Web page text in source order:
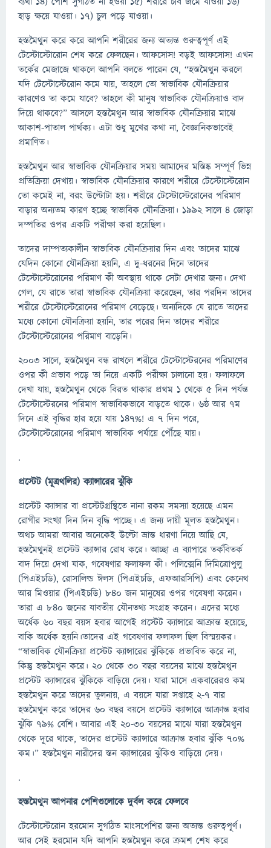
হাড় ক্ষয়ে যাওয়া। ১৭) চুল পড়ে যাওয়া।
হস্তমৈথুন করে করে আপনি শরীরের জন্য অত্যন্ত গুরুত্বপূর্ণ এই
টেস্টোস্টোরোন শেষ করে ফেলছেন। আফসোস! বড়ই আফসোস! এখন
তর্কের মেজাজে থাকলে আপনি বলতে পারেন যে, “হস্তমৈথুন করলে
যদি টেস্টোস্টেরোন কমে যায়, তাহলে তো স্বাভাবিক যৌনক্রিয়ার
কারণেও তা কমে যাবে? তাহলে কী মানুষ স্বাভাবিক যৌনক্রিয়াও বাদ
দিয়ে থাকবে?” আসলে হস্তমৈথুন আর স্বাভাবিক যৌনক্রিয়ার মাঝে
আকাশ-পাতাল পার্থক্য। এটা শুধু মুখের কথা না, বৈজ্ঞানিকভাবেই
প্রমাণিত।
হস্তমৈথুন আর স্বাভাবিক যৌনক্রিয়ার সময় আমাদের মস্তিষ্ক সম্পূর্ণ ভিন্ন
প্রতিক্রিয়া দেখায়। স্বাভাবিক যৌনক্রিয়ার কারণে শরীরে টেস্টোস্টেরোন
তো কমেই না, বরং উল্টোটা হয়। শরীরে টেস্টোস্টেরোনের পরিমাণ
বাড়ার অন্যতম কারণ হচ্ছে স্বাভাবিক যৌনক্রিয়া। ১৯৯২ সালে ৪ জোড়া
দম্পতির ওপর একটি পরীক্ষা করা হয়েছিল।
তাদের দাম্পত্যকালীন স্বাভাবিক যৌনক্রিয়ার দিন এবং তাদের মাঝে
যেদিন কোনো যৌনক্রিয়া হয়নি, এ দু-ধরনের দিনে তাদের
টেস্টোস্টেরোনের পরিমাণ কী অবস্থায় থাকে সেটা দেখার জন্য। দেখা
গেল, যে রাতে তারা স্বাভাবিক যৌনক্রিয়া করেছেন, তার পরদিন তাদের
শরীরে টেস্টোস্টেরোনের পরিমাণ বেড়েছে। অন্যদিকে যে রাতে তাদের
মধ্যে কোনো যৌনক্রিয়া হয়নি, তার পরের দিন তাদের শরীরে
টেস্টোস্টেরোনের পরিমাণ বাড়েনি।
২০০৩ সালে, হস্তমৈথুন বন্ধ রাখলে শরীরে টেস্টোস্টেরনের পরিমাণের
ওপর কী প্রভাব পড়ে তা নিয়ে একটি পরীক্ষা চালানো হয়। ফলাফলে
দেখা যায়, হস্তমৈথুন থেকে বিরত থাকার প্রথম ১ থেকে ৫ দিন পর্যন্ত
টেস্টোস্টেরনের পরিমাণ স্বাভাবিকভাবে বাড়তে থাকে। ৬ষ্ঠ আর ৭ম
দিনে এই বৃদ্ধির হার হয়ে যায় ১৪৭%! এ ৭ দিন পরে,
টেস্টোস্টেরোনের পরিমাণ স্বাভাবিক পর্যায়ে পৌঁছে যায়।
.
প্রস্টেট (মূত্রথলির) ক্যান্সারের ঝুঁকি
প্রস্টেট ক্যান্সার বা প্রস্টেটগ্রন্থিতে নানা রকম সমস্যা হয়েছে এমন
রোগীর সংখ্যা দিন দিন বৃদ্ধি পাচ্ছে। এ জন্য দায়ী মূলত হস্তমৈথুন।
অথচ আমরা আবার অনেকেই উল্টো ভ্রান্ত ধারণা নিয়ে আছি যে,
হস্তমৈথুনই প্রস্টেট ক্যান্সার রোধ করে। আচ্ছা এ ব্যাপারে তর্কবিতর্ক
বাদ দিয়ে দেখা যাক, গবেষণার ফলাফল কী। পলিক্সেনি দিমিত্রোপুলু
(পিএইচডি), রোসালিল্ড ঈলস (পিএইচডি, এফআরসিপি) এবং কেনেথ
আর মিওয়ার (পিএইচডি) ৮৪০ জন মানুষের ওপর গবেষণা করেন।
তারা এ ৮৪০ জনের যাবতীয় যৌনতথ্য সংগ্রহ করেন। এদের মধ্যে
অর্ধেক ৬০ বছর বয়স হবার আগেই প্রস্টেট ক্যান্সারে আক্রান্ত হয়েছে,
বাকি অর্ধেক হয়নি।তাদের এই গবেষণার ফলাফল ছিল বিস্ময়কর।
“স্বাভাবিক যৌনক্রিয়া প্রস্টেট ক্যান্সারের ঝুঁকিকে প্রভাবিত করে না,
কিন্তু হস্তমৈথুন করে। ২০ থেকে ৩০ বছর বয়সের মাঝে হস্তমৈথুন
প্রস্টেট ক্যান্সারের ঝুঁকিকে বাড়িয়ে দেয়। যারা মাসে একবারেরও কম
হস্তমৈথুন করে তাদের তুলনায়, এ বয়সে যারা সপ্তাহে ২-৭ বার
হস্তমৈথুন করে তাদের ৬০ বছর বয়সে প্রস্টেট ক্যান্সারে আক্রান্ত হবার
ঝুঁকি ৭৯% বেশি। আবার এই ২০-৩০ বয়সের মাঝে যারা হস্তমৈথুন
থেকে দূরে থাকে, তাদের প্রস্টেট ক্যান্সারে আক্রান্ত হবার ঝুঁকি ৭০%
কম।” হস্তমৈথুন নারীদের স্তন ক্যান্সারের ঝুঁকিও বাড়িয়ে দেয়।
.
হস্তমৈথুন আপনার পেশিগুলোকে দুর্বল করে ফেলবে
টেস্টোস্টেরোন হরমোন সুগঠিত মাংসপেশির জন্য অত্যন্ত গুরুত্বপূর্ণ।
আর সেই হরমোন যদি আপনি হস্তমৈথুন করে ক্রমশ শেষ করে